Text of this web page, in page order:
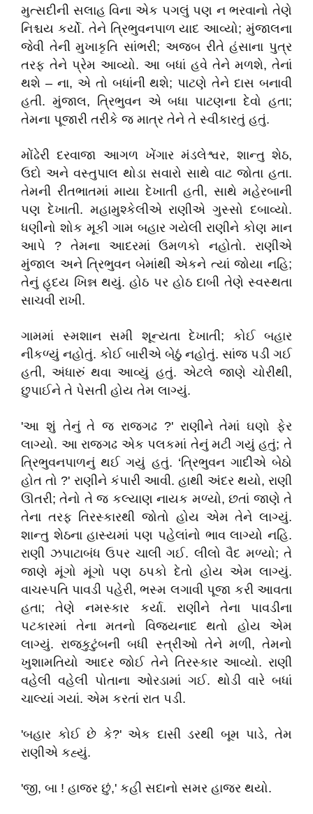
મુત્સદીની સલાહ વિના એક પગલું પણ ન ભરવાનો તેણે
નિશ્ચય કર્યો. તેને ત્રિભુવનપાળ યાદ આવ્યો; મુંજાલના
જેવી તેની મુખાકૃતિ સાંભરી; અજબ રીતે હંસાના પુત્ર
તરફ તેને પ્રેમ આવ્યો. આ બધાં હવે તેને મળશે, તેનાં
થશે – ના, એ તો બધાંની થશે; પાટણે તેને દાસ બનાવી
હતી. મુંજાલ, ત્રિભુવન એ બધા પાટણના દેવો હતા;
તેમના પૂજારી તરીકે જ માત્ર તેને તે સ્વીકારતું હતું.
મોંઢેરી દરવાજા આગળ ખેંગાર મંડલેશ્વર, શાન્તુ શેઠ,
ઉદો અને વસ્તુપાલ થોડા સવારો સાથે વાટ જોતા હતા.
તેમની રીતભાતમાં માયા દેખાતી હતી, સાથે મહેરબાની
પણ દેખાતી. મહામુશ્કેલીએ રાણીએ ગુસ્સો દબાવ્યો.
ધણીનો શોક મૂકી ગામ બહાર ગયેલી રાણીને કોણ માન
આપે ? તેમના આદરમાં ઉમળકો નહોતો. રાણીએ
મુંજાલ અને ત્રિભુવન બેમાંથી એકને ત્યાં જોયા નહિ;
તેનું હૃદય ખિન્ન થયું. હોઠ પર હોઠ દાબી તેણે સ્વસ્થતા
સાચવી રાખી.
ગામમાં સ્મશાન સમી શૂન્યતા દેખાતી; કોઈ બહાર
નીકળ્યું નહોતું. કોઈ બારીએ બેઠું નહોતું. સાંજ પડી ગઈ
હતી, અંધારું થવા આવ્યું હતું. એટલે જાણે ચોરીથી,
છુપાઈને તે પેસતી હોય તેમ લાગ્યું.
'આ શું તેનું તે જ રાજગઢ ?' રાણીને તેમાં ઘણો ફેર
લાગ્યો. આ રાજગઢ એક પલકમાં તેનું મટી ગયું હતું; તે
ત્રિભુવનપાળનું થઈ ગયું હતું. ‘ત્રિભુવન ગાદીએ બેઠો
હોત તો ?' રાણીને કંપારી આવી. હાથી અંદર થયો, રાણી
ઊતરી; તેનો તે જ કલ્યાણ નાયક મળ્યો, છતાં જાણે તે
તેના તરફ તિરસ્કારથી જોતો હોય એમ તેને લાગ્યું.
શાન્તુ શેઠના હાસ્યમાં પણ પહેલાંનો ભાવ લાગ્યો નહિ.
રાણી ઝપાટાબંધ ઉપર ચાલી ગઈ. લીલો વૈદ મળ્યો; તે
જાણે મૂંગો મૂંગો પણ ઠપકો દેતો હોય એમ લાગ્યું.
વાચસ્પતિ પાવડી પહેરી, ભસ્મ લગાવી પૂજા કરી આવતા
હતા; તેણે નમસ્કાર કર્યા. રાણીને તેના પાવડીના
પટકારમાં તેના મતનો વિજયનાદ થતો હોય એમ
લાગ્યું. રાજકુટુંબની બધી સ્ત્રીઓ તેને મળી, તેમનો
ખુશામતિયો આદર જોઈ તેને તિરસ્કાર આવ્યો. રાણી
વહેલી વહેલી પોતાના ઓરડામાં ગઈ. થોડી વારે બધાં
ચાલ્યાં ગયાં. એમ કરતાં રાત પડી.
'બહાર કોઈ છે કે?' એક દાસી ડરથી બૂમ પાડે, તેમ
રાણીએ કહ્યું.
'જી, બા ! હાજર છું,' કહી સદાનો સમર હાજર થયો.